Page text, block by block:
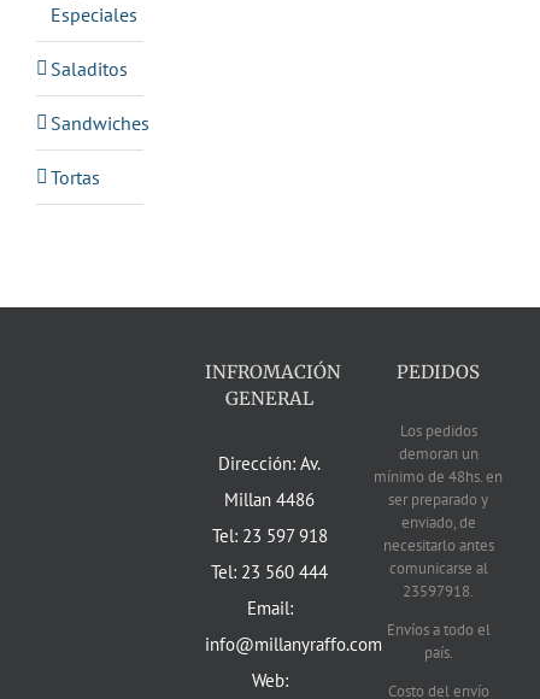
Especiales
Saladitos
Sandwiches
Tortas
INFROMACIÓN
GENERAL
Dirección: Av.
Millan 4486
Tel: 23 597 918
Tel: 23 560 444
Email:
info@millanyraffo.com
Web:
PEDIDOS
Los pedidos
demoran un
mínimo de 48hs. en
ser preparado y
enviado, de
necesitarlo antes
comunicarse al
23597918.
Envíos a todo el
país.
Costo del envío